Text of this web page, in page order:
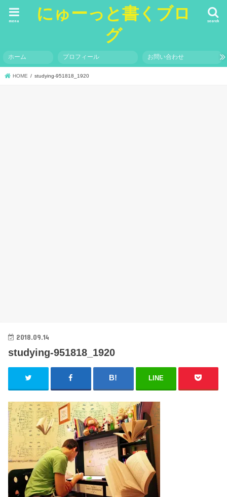
にゅーっと書くブロ
グ
search
menu
ホーム プロフィール お問い合わせ
HOME studying-951818_1920
2018.09.14
studying-951818_1920
LINE